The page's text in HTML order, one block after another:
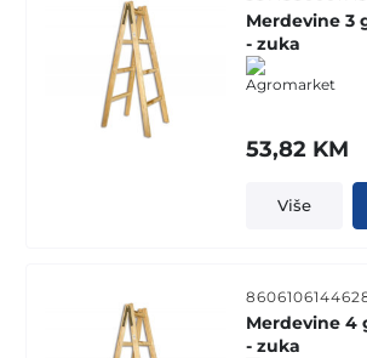
Merdevine 3
- zuka
53,82 KM
Više
Merdevine 4
- zuka